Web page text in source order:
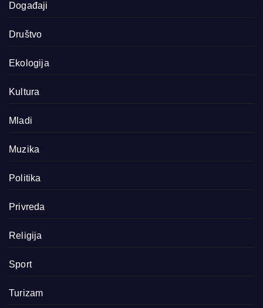
Događaji
Društvo
Ekologija
Kultura
Mladi
Muzika
Politika
Privreda
Religija
Sport
Turizam